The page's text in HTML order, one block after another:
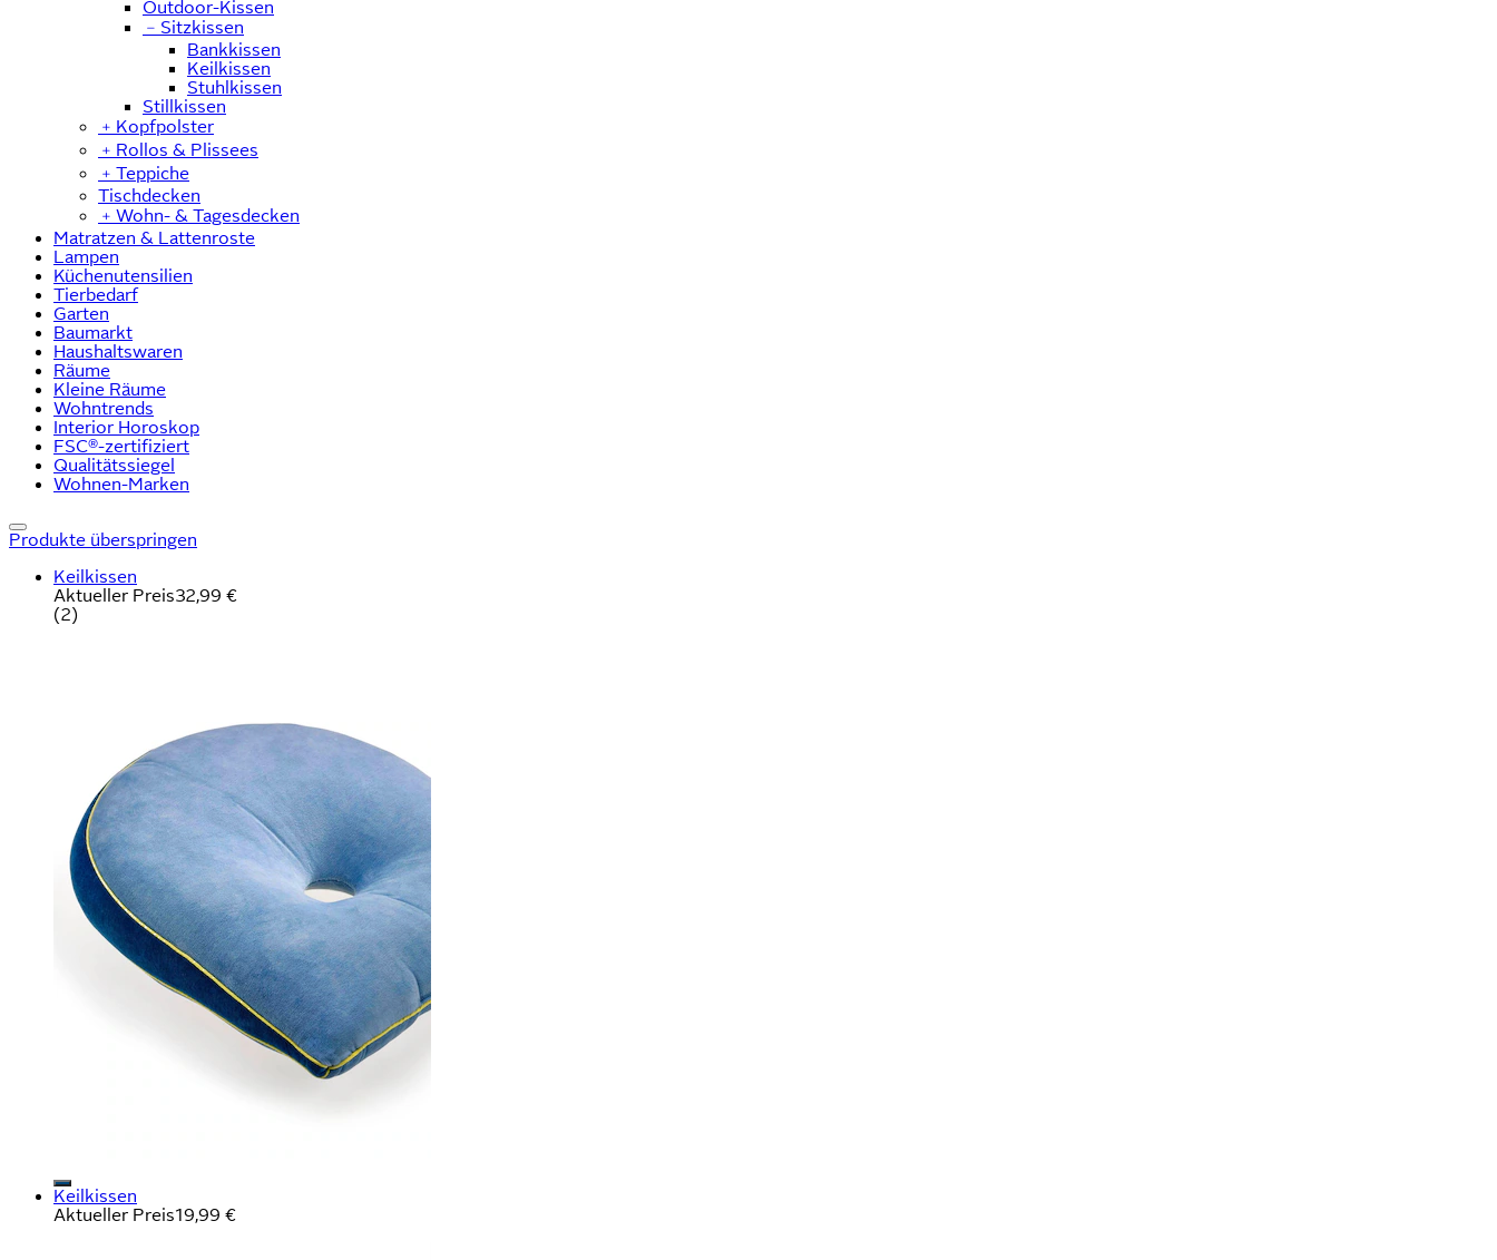
Outdoor-Kissen
﹣ Sitzkissen
Bankkissen
Keilkissen
Stuhlkissen
Stillkissen
﹢ Kopfpolster
﹢ Rollos & Plissees
﹢ Teppiche
Tischdecken
﹢ Wohn- & Tagesdecken
Matratzen & Lattenroste
Lampen
Küchenutensilien
Tierbedarf
Garten
Baumarkt
Haushaltswaren
Räume
Kleine Räume
Wohntrends
Interior Horoskop
FSC®-zertifiziert
Qualitätssiegel
Wohnen-Marken
Produkte überspringen
Keilkissen
Aktueller Preis32,99 €
(2)
Keilkissen
Aktueller Preis19,99 €